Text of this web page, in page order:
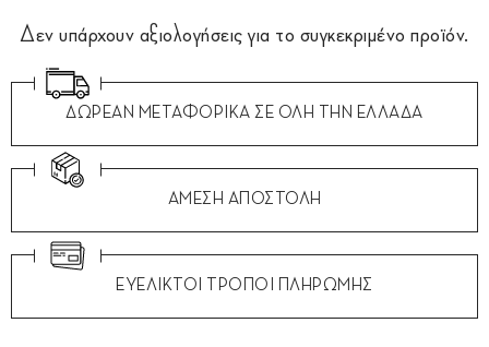
Δεν υπάρχουν αξιολογήσεις για το συγκεκριμένο προϊόν.
ΔΩΡΕΑΝ ΜΕΤΑΦΟΡΙΚΑ ΣΕ ΟΛΗ ΤΗΝ ΕΛΛΑΔΑ
ΑΜΕΣΗ ΑΠΟΣΤΟΛΗ
ΕΥΕΛΙΚΤΟΙ ΤΡΟΠΟΙ ΠΛΗΡΩΜΗΣ